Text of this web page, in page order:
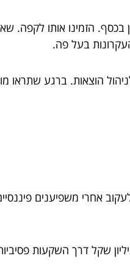
הזמינו אותו לקפה.
בעל פה.
הוצאות. ברגע
אחרי משפיענים
שקל דרך השקעות